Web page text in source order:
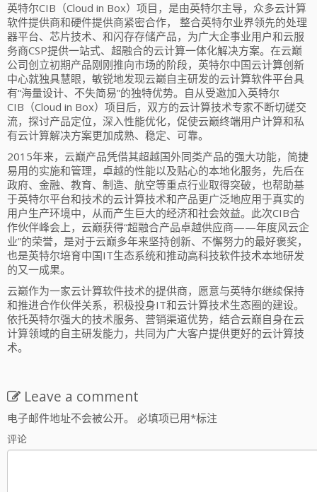
英特尔CIB（Cloud in Box）项目，是由英特尔主导，众多云计算
软件提供商和硬件提供商紧密合作， 整合英特尔业界领先的处理
器平台、芯片技术、和闪存存储产品，为广大企事业用户和云服
务商CSP提供一站式、超融合的云计算一体化解决方案。在云巅
公司创立初期产品刚刚推向市场的阶段，英特尔中国云计算创新
中心就独具慧眼，敏锐地发现云巅自主研发的云计算软件平台具
有“海量设计、不失简易”的独特优势。自从受邀加入英特尔
CIB（Cloud in Box）项目后，双方的云计算技术专家不断切磋交
流，探讨产品定位，深入性能优化，促使云巅终端用户计算和私
有云计算解决方案更加成熟、稳定、可靠。
2015年来，云巅产品凭借其超越国外同类产品的强大功能，简捷
易用的实施和管理，卓越的性能以及贴心的本地化服务，先后在
政府、金融、教育、制造、航空等重点行业取得突破，也帮助基
于英特尔平台和技术的云计算技术和产品更广泛地应用于真实的
用户生产环境中，从而产生巨大的经济和社会效益。此次CIB合
作伙伴峰会上，云巅获得“超融合产品卓越供应商——年度风云企
业”的荣誉，是对于云巅多年来坚持创新、不懈努力的最好褒奖，
也是英特尔培育中国IT生态系统和推动高科技软件技术本地研发
的又一成果。
云巅作为一家云计算软件技术的提供商，愿意与英特尔继续保持
和推进合作伙伴关系，积极投身IT和云计算技术生态圈的建设。
依托英特尔强大的技术服务、营销渠道优势，结合云巅自身在云
计算领域的自主研发能力，共同为广大客户提供更好的云计算技
术。
Leave a comment
电子邮件地址不会被公开。 必填项已用*标注
评论